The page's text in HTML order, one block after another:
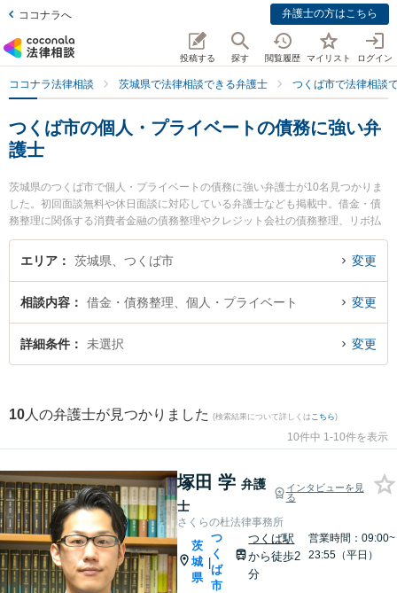
ココナラへ 弁護士の方はこちら
投稿する 探す 閲覧履歴 マイリスト ログイン
ココナラ法律相談 茨城県で法律相談できる弁護士 つくば市で法律相談
つくば市の個人・プライベートの債務に強い弁
護士
茨城県のつくば市で個人・プライベートの債務に強い弁護士が10名見つかりま
した。初回面談無料や休日面談に対応している弁護士なども掲載中。借金・債
務整理に関係する消費者金融の債務整理やクレジット会社の債務整理、リボ払
いの債務整理等の細かな分野での絞り込み検索もでき便利です。特にさくらの
杜法律事務所の塚田 学弁護士やつくば中央法律事務所の堀越 智也弁護士、あお
ば総合法律事務所の田仲 剛弁護士のプロフィール情報や弁護士費用、強みなど
の債務のトラブルを今すぐに弁護士に相談したい』『個人・プライベートの債
務のトラブル解決の実績豊富な近くの弁護士を検索したい』『初回相談無料で
個人・プライベートの債務を法律相談できるつくば市内の弁護士に相談予約し
エリア 茨城県、つくば市 変更
相談内容 借金・債務整理、個人・プライベート 変更
詳細条件 未選択 変更
10 人の弁護士が見つかりました (検索結果について詳しくは こちら)
10件中 1-10件を表示
塚田 学 弁護
士
インタビューを見
る
さくらの杜法律事務所
茨
城
県
|
つ
く
ば
市
つくば駅
から徒歩2
分
営業時間：09:00~
23:55（平日）